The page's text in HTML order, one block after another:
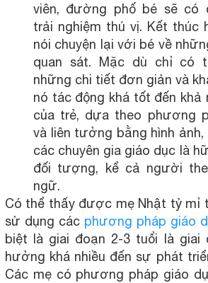
viên, đường phố bé sẽ có
trải nghiệm thú vị. Kết thúc
nói chuyện lại với bé về
quan sát. Mặc dù chỉ có
những chi tiết đơn giản và
nó tác động khá tốt đến khả
của trẻ, dựa theo phương
và liên tưởng bằng hình
các chuyên gia giáo dục là
đối tượng, kể cả người
ngữ.
Có thể thấy được mẹ Nhật tỷ mỉ
sử dụng các phương pháp giáo
biệt là giai đoạn 2-3 tuổi là giai
hưởng khá nhiều đến sự phát
Các mẹ có phương pháp giáo